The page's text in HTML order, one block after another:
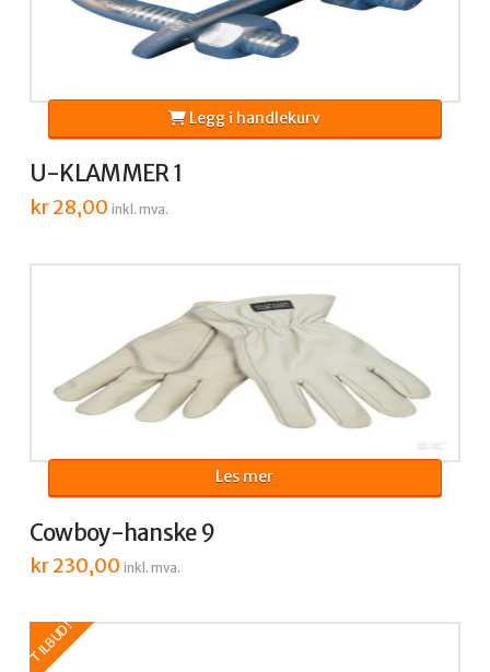
U-KLAMMER 1
kr28,00 inkl. mva.
Legg i handlekurv
Cowboy-hanske 9
kr230,00 inkl. mva.
Les mer
TILBUD!